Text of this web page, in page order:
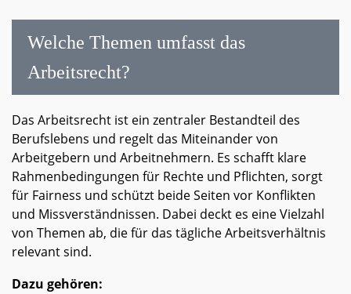
Welche Themen umfasst das
Arbeitsrecht?
Das Arbeitsrecht ist ein zentraler Bestandteil des
Berufslebens und regelt das Miteinander von
Arbeitgebern und Arbeitnehmern. Es schafft klare
Rahmenbedingungen für Rechte und Pflichten, sorgt
für Fairness und schützt beide Seiten vor Konflikten
und Missverständnissen. Dabei deckt es eine Vielzahl
von Themen ab, die für das tägliche Arbeitsverhältnis
relevant sind.
Dazu gehören: